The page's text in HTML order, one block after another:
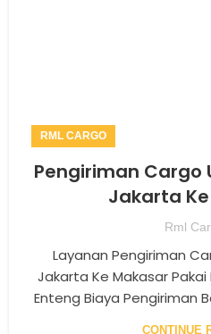
RML CARGO
Pengiriman Cargo
Jakarta
Rml
Layanan Pengiriman
Jakarta Ke Makasar
Enteng Biaya Pengiriman
CONTINUE